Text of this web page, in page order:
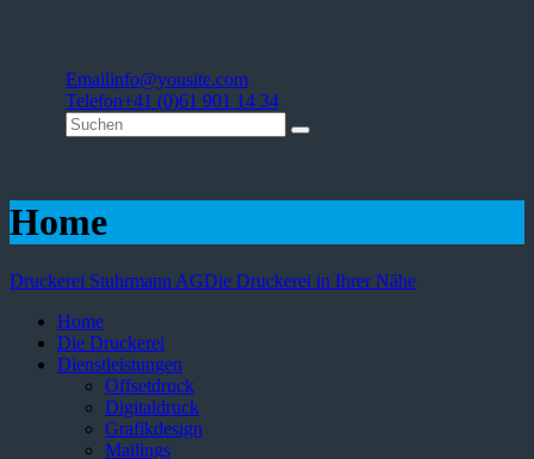
Emailinfo@yousite.com
Telefon+41 (0)61 901 14 34
Home
Druckerei Stuhrmann AGDie Druckerei in Ihrer Nähe
Home
Die Druckerei
Dienstleistungen
Offsetdruck
Digitaldruck
Grafikdesign
Mailings